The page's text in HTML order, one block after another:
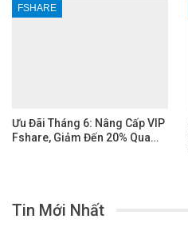
FSHARE
Ưu Đãi Tháng 6: Nâng Cấp VIP
Fshare, Giảm Đến 20% Qua…
Tin Mới Nhất